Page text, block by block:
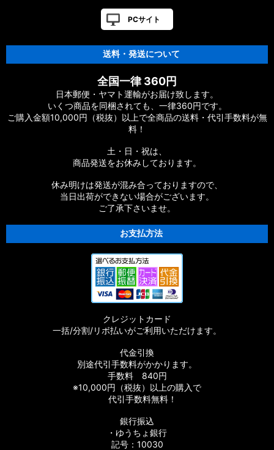
PCサイト
送料・発送について
全国一律 360円
日本郵便・ヤマト運輸がお届け致します。
いくつ商品を同梱されても、一律360円です。
ご購入金額10,000円（税抜）以上で全商品の送料・代引手数料が無
料！
土・日・祝は、
商品発送をお休みしております。
休み明けは発送が混み合っておりますので、
当日出荷ができない場合がございます。
ご了承下さいませ。
お支払方法
クレジットカード
一括/分割/リボ払いがご利用いただけます。
代金引換
別途代引手数料がかかります。
手数料 840円
※10,000円（税抜）以上の購入で
代引手数料無料！
銀行振込
・ゆうちょ銀行
記号：10030